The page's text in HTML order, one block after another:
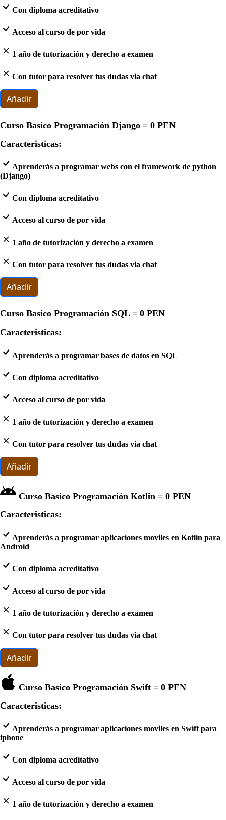
Con diploma acreditativo
Acceso al curso de por vida
1 año de tutorización y derecho a examen
Con tutor para resolver tus dudas via chat
Añadir
Curso Basico Programación Django = 0 PEN
Caracteristicas:
Aprenderás a programar webs con el framework de python
(Django)
Con diploma acreditativo
Acceso al curso de por vida
1 año de tutorización y derecho a examen
Con tutor para resolver tus dudas via chat
Añadir
Curso Basico Programación SQL = 0 PEN
Caracteristicas:
Aprenderás a programar bases de datos en SQL
Con diploma acreditativo
Acceso al curso de por vida
1 año de tutorización y derecho a examen
Con tutor para resolver tus dudas via chat
Añadir
Curso Basico Programación Kotlin = 0 PEN
Caracteristicas:
Aprenderás a programar aplicaciones moviles en Kotlin para
Android
Con diploma acreditativo
Acceso al curso de por vida
1 año de tutorización y derecho a examen
Con tutor para resolver tus dudas via chat
Añadir
Curso Basico Programación Swift = 0 PEN
Caracteristicas:
Aprenderás a programar aplicaciones moviles en Swift para
iphone
Con diploma acreditativo
Acceso al curso de por vida
1 año de tutorización y derecho a examen